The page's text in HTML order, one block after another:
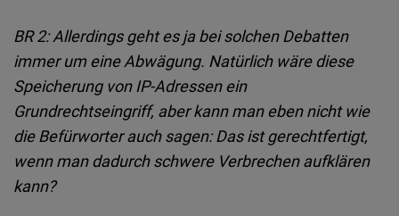
BR 2:Allerdings geht es ja bei solchen Debatten
immer um eine Abwägung. Natürlich wäre diese
Speicherung von IP-Adressen ein
Grundrechtseingriff, aber kann man eben nicht wie
die Befürworter auch sagen: Das ist gerechtfertigt,
wenn man dadurch schwere Verbrechen aufklären
kann?